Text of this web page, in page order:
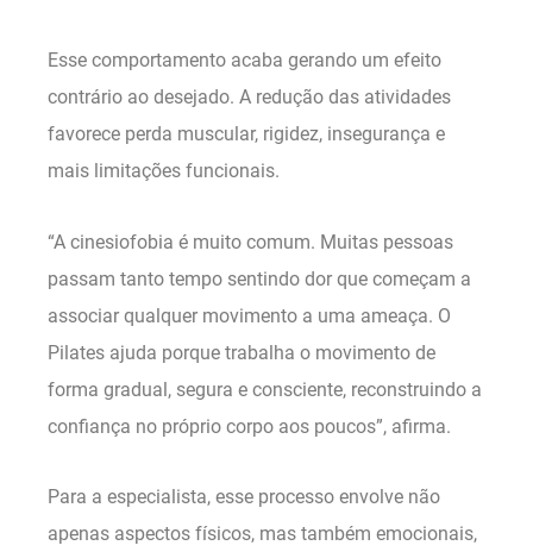
Esse comportamento acaba gerando um efeito
contrário ao desejado. A redução das atividades
favorece perda muscular, rigidez, insegurança e
mais limitações funcionais.
“A cinesiofobia é muito comum. Muitas pessoas
passam tanto tempo sentindo dor que começam a
associar qualquer movimento a uma ameaça. O
Pilates ajuda porque trabalha o movimento de
forma gradual, segura e consciente, reconstruindo a
confiança no próprio corpo aos poucos”, afirma.
Para a especialista, esse processo envolve não
apenas aspectos físicos, mas também emocionais,